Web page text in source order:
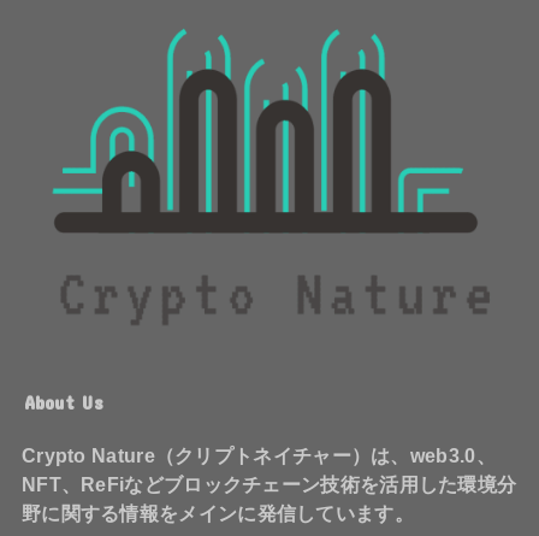
About Us
Crypto Nature（クリプトネイチャー）は、web3.0、
NFT、ReFiなどブロックチェーン技術を活用した環境分
野に関する情報をメインに発信しています。